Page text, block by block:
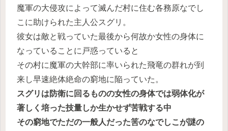
魔軍の大侵攻によって滅んだ村に住む各務原なでし
こに助けられた主人公スグリ。
彼女は敵と戦っていた最後から何故か女性の身体に
なっていることに戸惑っていると
その村に魔軍の大幹部に率いられた飛竜の群れが到
来し早速絶体絶命の窮地に陥っていた。
スグリは防衛に回るものの女性の身体では弱体化が
著しく培った技量しか生かせず苦戦する中
その窮地でただの一般人だった筈のなでしこが謎の